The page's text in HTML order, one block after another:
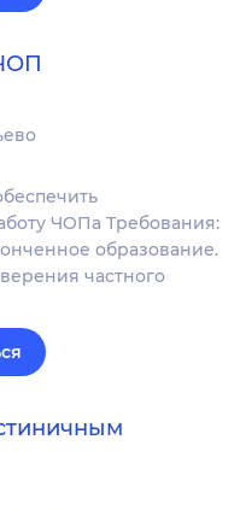
ЧОПа Требования:
образование.
частного